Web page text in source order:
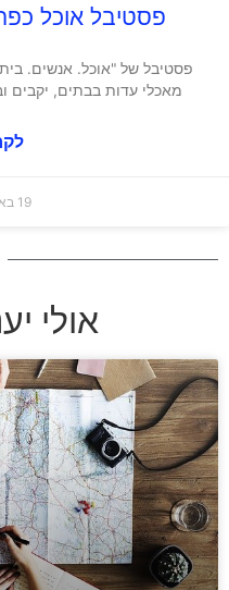
פסטיבל אוכל כפרי
פסטיבל של "אוכל. אנשים.
מאכלי עדות בבתים, יקבים
19 באפריל 2018
אולי